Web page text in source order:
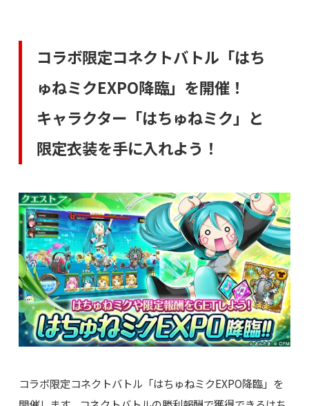
コラボ限定コネクトバトル「はち
ゅねミクEXPO降臨」を開催！
キャラクター「はちゅねミク」と
限定衣装を手に入れよう！
コラボ限定コネクトバトル「はちゅねミクEXPO降臨」を